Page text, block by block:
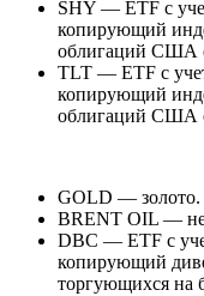
SHY — ETF с
копирующий
облигаций США
TLT — ETF с
копирующий
облигаций США
GOLD — золото.
BRENT OIL —
DBC — ETF с
копирующий
торгующихся на